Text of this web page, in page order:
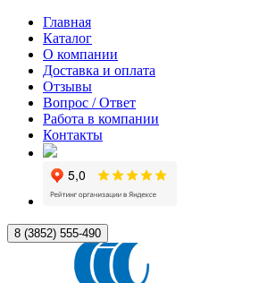
Главная
Каталог
О компании
Доставка и оплата
Отзывы
Вопрос / Ответ
Работа в компании
Контакты
8 (3852) 555-490